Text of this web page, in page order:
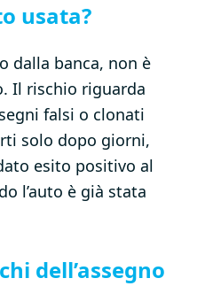
usata?
dalla banca, non è
Il rischio riguarda
falsi o clonati
solo dopo giorni,
esito positivo al
l’auto è già stata
dell’assegno